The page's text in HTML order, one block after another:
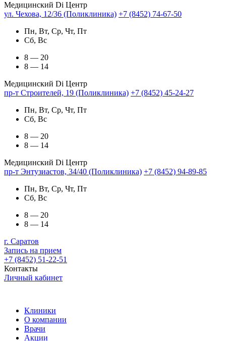
Медицинский Di Центр
ул. Чехова, 12/36 (Поликлиника) +7 (8452) 74-67-50
Пн, Вт, Ср, Чт, Пт
Сб, Вс
8 — 20
8 — 14
Медицинский Di Центр
пр-т Строителей, 19 (Поликлиника) +7 (8452) 45-24-27
Пн, Вт, Ср, Чт, Пт
Сб, Вс
8 — 20
8 — 14
Медицинский Di Центр
пр-т Энтузиастов, 34/40 (Поликлиника) +7 (8452) 94-89-85
Пн, Вт, Ср, Чт, Пт
Сб, Вс
8 — 20
8 — 14
г. Саратов
Запись на прием
+7 (8452) 51-22-51
Контакты
Личный кабинет
Клиники
О компании
Врачи
Акции